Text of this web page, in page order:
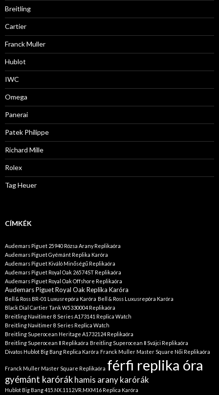
Breitling
Cartier
Franck Muller
Hublot
IWC
Omega
Panerai
Patek Philippe
Richard Mille
Rolex
Tag Heuer
CÍMKÉK
Audemars Piguet 25940 Rózsa Arany Replikaóra
Audemars Piguet Gyémánt Replika Karóra
Audemars Piguet Kiváló Minőségű Replikaóra
Audemars Piguet Royal Oak 26574ST Replikaóra
Audemars Piguet Royal Oak Offshore Replikaóra
Audemars Piguet Royal Oak Replika Karóra
Bell & Ross BR-01 Luxusrepóra Karóra Bell & Ross Luxusrepóra Karóra
Black Dial Cartier Tank W5330004 Replikaóra
Breitling Navitimer 8 Series A173141 Replica Watch
Breitling Navitimer 8 Series Replica Watch
Breitling Superocean Heritage A1732124 Replikaóra
Breitling Superocean Ⅱ Replikaóra Breitling Superocean Ⅱ Svájci Replikaóra
Divatos Hublot Big Bang Replica Karóra Franck Muller Master Square Női Replikaóra
Franck Muller Master Square Replikaóra férfi replika óra
gyémánt karórákhamis arany karórák
Hublot Big Bang 415.NX.1112.VR.MXM16 Replica Karóra